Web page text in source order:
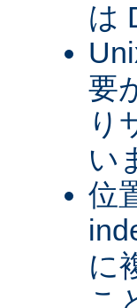
は
要
り
い
位
に
こ